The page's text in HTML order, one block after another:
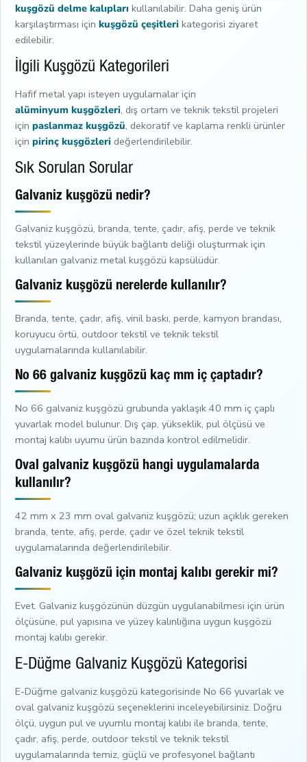
kuşgözü delme kalıpları kullanılabilir. Daha geniş ürün
karşılaştırması için kuşgözü çeşitleri kategorisi ziyaret
edilebilir.
İlgili Kuşgözü Kategorileri
Hafif metal yapı isteyen uygulamalar için
alüminyum kuşgözleri, dış ortam ve teknik tekstil projeleri
için paslanmaz kuşgözü, dekoratif ve kaplama renkli ürünler
için pirinç kuşgözleri değerlendirilebilir.
Sık Sorulan Sorular
Galvaniz kuşgözü nedir?
Galvaniz kuşgözü, branda, tente, çadır, afiş, perde ve teknik
tekstil yüzeylerinde büyük bağlantı deliği oluşturmak için
kullanılan galvaniz metal kuşgözü kapsülüdür.
Galvaniz kuşgözü nerelerde kullanılır?
Branda, tente, çadır, afiş, vinil baskı, perde, kamyon brandası,
koruyucu örtü, outdoor tekstil ve teknik tekstil
uygulamalarında kullanılabilir.
No 66 galvaniz kuşgözü kaç mm iç çaptadır?
No 66 galvaniz kuşgözü grubunda yaklaşık 40 mm iç çaplı
yuvarlak model bulunur. Dış çap, yükseklik, pul ölçüsü ve
montaj kalıbı uyumu ürün bazında kontrol edilmelidir.
Oval galvaniz kuşgözü hangi uygulamalarda
kullanılır?
42 mm x 23 mm oval galvaniz kuşgözü; uzun açıklık gereken
branda, tente, afiş, perde, çadır ve özel teknik tekstil
uygulamalarında değerlendirilebilir.
Galvaniz kuşgözü için montaj kalıbı gerekir mi?
Evet. Galvaniz kuşgözünün düzgün uygulanabilmesi için ürün
ölçüsüne, pul yapısına ve yüzey kalınlığına uygun kuşgözü
montaj kalıbı gerekir.
E-Düğme Galvaniz Kuşgözü Kategorisi
E-Düğme galvaniz kuşgözü kategorisinde No 66 yuvarlak ve
oval galvaniz kuşgözü seçeneklerini inceleyebilirsiniz. Doğru
ölçü, uygun pul ve uyumlu montaj kalıbı ile branda, tente,
çadır, afiş, perde, outdoor tekstil ve teknik tekstil
uygulamalarında temiz, güçlü ve profesyonel bağlantı